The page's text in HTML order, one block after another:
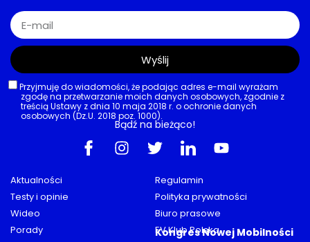
Aktualności
Testy i opinie
Wideo
Porady
Regulamin
Polityka prywatności
Biuro prasowe
EV Klub Polska
Kongres Nowej Mobilności
Przyjmuję do wiadomości, że podając adres e-mail wyrażam
zgodę na przetwarzanie moich danych osobowych, zgodnie z
treścią Ustawy z dnia 10 maja 2018 r. o ochronie danych
osobowych (Dz.U. 2018 poz. 1000).
Wyślij
Bądź na bieżąco!